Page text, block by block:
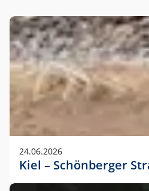
24.06.2026
Kiel – Schönberger